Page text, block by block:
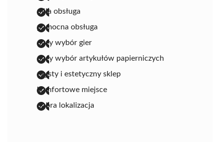
miła obsługa
pomocna obsługa
duży wybór gier
duży wybór artykułów papierniczych
czysty i estetyczny sklep
komfortowe miejsce
dobra lokalizacja